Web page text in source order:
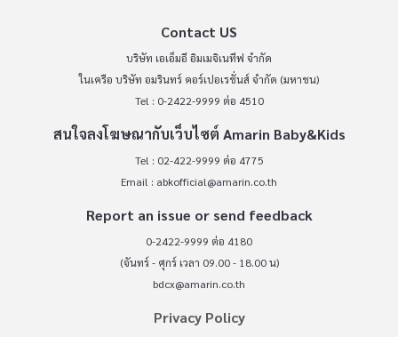
Contact US
บริษัท เอเอ็มอี อิมเมจิเนทีฟ จำกัด
ในเครือ บริษัท อมรินทร์ คอร์เปอเรชั่นส์ จำกัด (มหาชน)
Tel : 0-2422-9999 ต่อ 4510
สนใจลงโฆษณากับเว็บไซต์ Amarin Baby&Kids
Tel : 02-422-9999 ต่อ 4775
Email : abkofficial@amarin.co.th
Report an issue or send feedback
0-2422-9999 ต่อ 4180
(จันทร์ - ศุกร์ เวลา 09.00 - 18.00 น)
bdcx@amarin.co.th
Privacy Policy